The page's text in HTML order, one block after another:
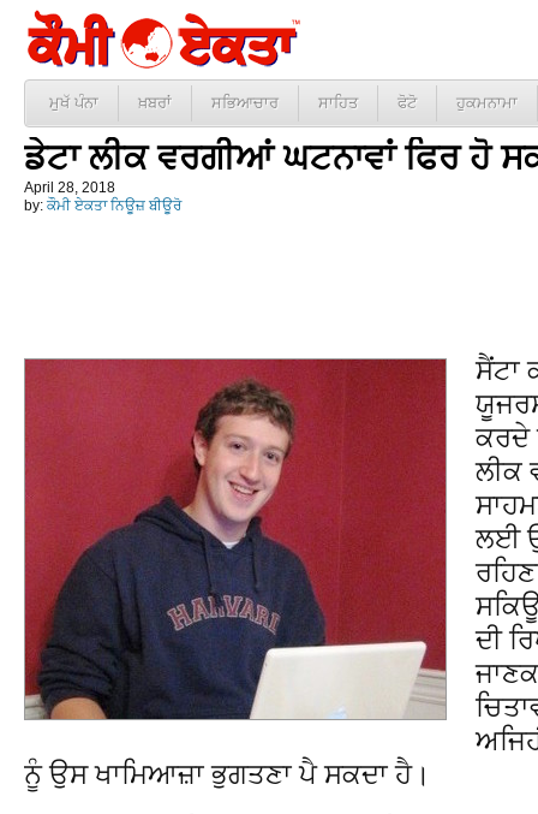
ਮੁਖੱ ਪੰਨਾ ਖ਼ਬਰਾਂ ਸਭਿਆਚਾਰ ਸਾਹਿਤ ਫੋਟੋ ਹੁਕਮਨਾਮਾ
ਡੇਟਾ ਲੀਕ ਵਰਗੀਆਂ ਘਟਨਾਵਾਂ ਫਿਰ ਹੋ
April 28, 2018
by: ਕੌਮੀ ਏਕਤਾ ਨਿਊਜ਼ ਬੀਊਰੋ
ਸੈਂਟਾ
ਕਰਦੇ
ਲੀਕ
ਲਈ
ਦੀ
ਨੂੰ ਉਸ ਖਾਮਿਆਜ਼ਾ ਭੁਗਤਣਾ ਪੈ ਸਕਦਾ ਹੈ।